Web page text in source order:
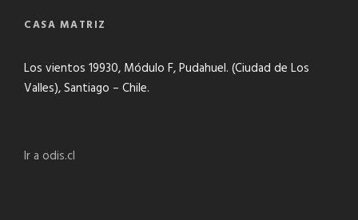
CASA MATRIZ
Los vientos 19930, Módulo F, Pudahuel. (Ciudad de Los
Valles), Santiago – Chile.
Ir a odis.cl